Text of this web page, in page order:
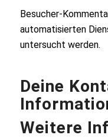
Besucher-
automatisierten
untersucht werden.
Deine
Weitere